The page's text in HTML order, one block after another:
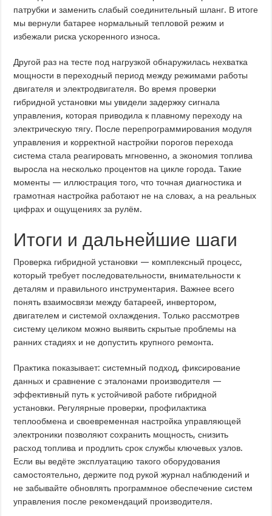
патрубки и заменить слабый соединительный шланг. В итоге
мы вернули батарее нормальный тепловой режим и
избежали риска ускоренного износа.
Другой раз на тесте под нагрузкой обнаружилась нехватка
мощности в переходный период между режимами работы
двигателя и электродвигателя. Во время проверки
гибридной установки мы увидели задержку сигнала
управления, которая приводила к плавному переходу на
электрическую тягу. После перепрограммирования модуля
управления и корректной настройки порогов перехода
система стала реагировать мгновенно, а экономия топлива
выросла на несколько процентов на цикле города. Такие
моменты — иллюстрация того, что точная диагностика и
грамотная настройка работают не на словах, а на реальных
цифрах и ощущениях за рулём.
Итоги и дальнейшие шаги
Проверка гибридной установки — комплексный процесс,
который требует последовательности, внимательности к
деталям и правильного инструментария. Важнее всего
понять взаимосвязи между батареей, инвертором,
двигателем и системой охлаждения. Только рассмотрев
систему целиком можно выявить скрытые проблемы на
ранних стадиях и не допустить крупного ремонта.
Практика показывает: системный подход, фиксирование
данных и сравнение с эталонами производителя —
эффективный путь к устойчивой работе гибридной
установки. Регулярные проверки, профилактика
теплообмена и своевременная настройка управляющей
электроники позволяют сохранить мощность, снизить
расход топлива и продлить срок службы ключевых узлов.
Если вы ведёте эксплуатацию такого оборудования
самостоятельно, держите под рукой журнал наблюдений и
не забывайте обновлять программное обеспечение систем
управления после рекомендаций производителя.